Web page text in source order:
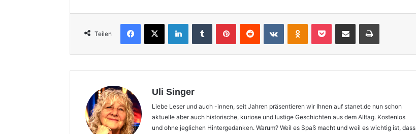
Teilen
Facebook
X LinkedInTumblr PinterestReddit VKontakteOdnoklassniki
Pocket Teile per E-Mail Drucken
Uli Singer
Liebe Leser und auch -innen, seit Jahren präsentieren wir Ihnen auf stanet.de nun schon
aktuelle aber auch historische, kuriose und lustige Geschichten aus dem Alltag. Kostenlos
und ohne jeglichen Hintergedanken. Warum? Weil es Spaß macht und weil es wichtig ist, dass